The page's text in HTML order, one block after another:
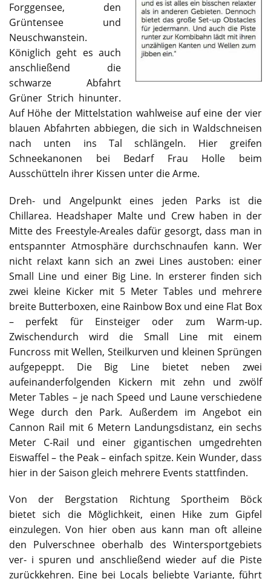
Forggensee, den
Grüntensee und
Neuschwanstein.
Königlich geht es auch
anschließend die
schwarze Abfahrt
Grüner Strich hinunter.
Auf Höhe der Mittelstation wahlweise auf eine der vier
blauen Abfahrten abbiegen, die sich in Waldschneisen
nach unten ins Tal schlängeln. Hier greifen
Schneekanonen bei Bedarf Frau Holle beim
Ausschütteln ihrer Kissen unter die Arme.
Dreh- und Angelpunkt eines jeden Parks ist die
Chillarea. Headshaper Malte und Crew haben in der
Mitte des Freestyle-Areales dafür gesorgt, dass man in
entspannter Atmosphäre durchschnaufen kann. Wer
nicht relaxt kann sich an zwei Lines austoben: einer
Small Line und einer Big Line. In ersterer finden sich
zwei kleine Kicker mit 5 Meter Tables und mehrere
breite Butterboxen, eine Rainbow Box und eine Flat Box
– perfekt für Einsteiger oder zum Warm-up.
Zwischendurch wird die Small Line mit einem
Funcross mit Wellen, Steilkurven und kleinen Sprüngen
aufgepeppt. Die Big Line bietet neben zwei
aufeinanderfolgenden Kickern mit zehn und zwölf
Meter Tables – je nach Speed und Laune verschiedene
Wege durch den Park. Außerdem im Angebot ein
Cannon Rail mit 6 Metern Landungsdistanz, ein sechs
Meter C-Rail und einer gigantischen umgedrehten
Eiswaffel – the Peak – einfach spitze. Kein Wunder, dass
hier in der Saison gleich mehrere Events stattfinden.
Von der Bergstation Richtung Sportheim Böck
bietet sich die Möglichkeit, einen Hike zum Gipfel
einzulegen. Von hier oben aus kann man oft alleine
den Pulverschnee oberhalb des Wintersportgebiets
ver- i spuren und anschließend wieder auf die Piste
zurückkehren. Eine bei Locals beliebte Variante, führt